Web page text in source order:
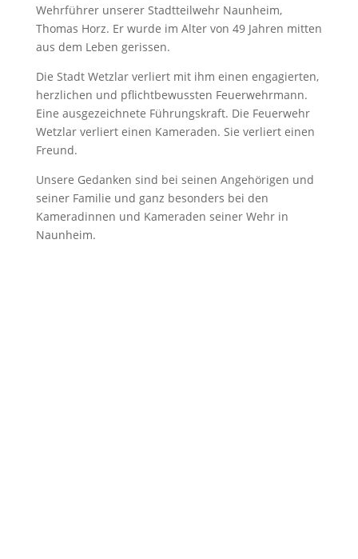
Wehrführer unserer Stadtteilwehr Naunheim,
Thomas Horz. Er wurde im Alter von 49 Jahren mitten
aus dem Leben gerissen.
Die Stadt Wetzlar verliert mit ihm einen engagierten,
herzlichen und pflichtbewussten Feuerwehrmann.
Eine ausgezeichnete Führungskraft. Die Feuerwehr
Wetzlar verliert einen Kameraden. Sie verliert einen
Freund.
Unsere Gedanken sind bei seinen Angehörigen und
seiner Familie und ganz besonders bei den
Kameradinnen und Kameraden seiner Wehr in
Naunheim.